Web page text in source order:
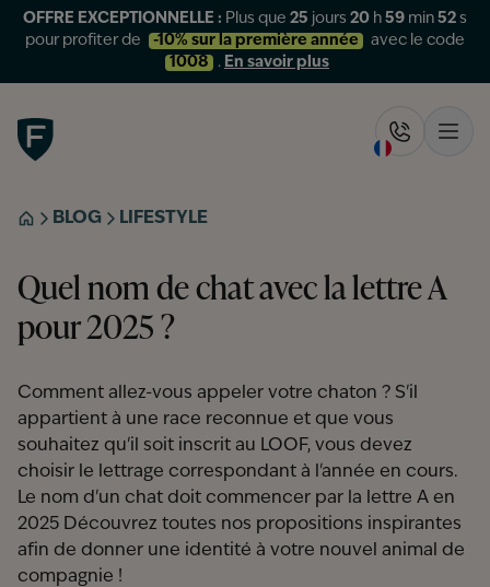
OFFRE EXCEPTIONNELLE : Plus que25 jours20 h59 min51s
pour profiter de
-10% sur la première année
avec le code
1008
. En savoir plus
Figo
ACCUEIL
BLOG LIFESTYLE
Quel nom de chat avec la lettre A
pour 2025 ?
Comment allez-vous appeler votre chaton ? S'il
appartient à une race reconnue et que vous
souhaitez qu'il soit inscrit au LOOF, vous devez
choisir le lettrage correspondant à l'année en cours.
Le nom d'un chat doit commencer par la lettre A en
2025 Découvrez toutes nos propositions inspirantes
afin de donner une identité à votre nouvel animal de
compagnie !